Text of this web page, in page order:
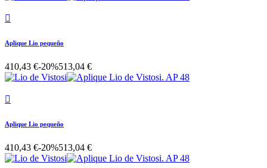

Aplique Lio pequeño
410,43 €-20%513,04 €

Aplique Lio pequeño
410,43 €-20%513,04 €